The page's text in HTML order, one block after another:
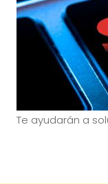
Te ayudarán a